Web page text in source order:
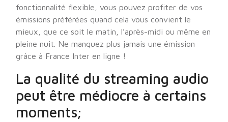
fonctionnalité flexible, vous pouvez profiter de vos
émissions préférées quand cela vous convient le
mieux, que ce soit le matin, l’après-midi ou même en
pleine nuit. Ne manquez plus jamais une émission
grâce à France Inter en ligne !
La qualité du streaming audio
peut être médiocre à certains
moments;